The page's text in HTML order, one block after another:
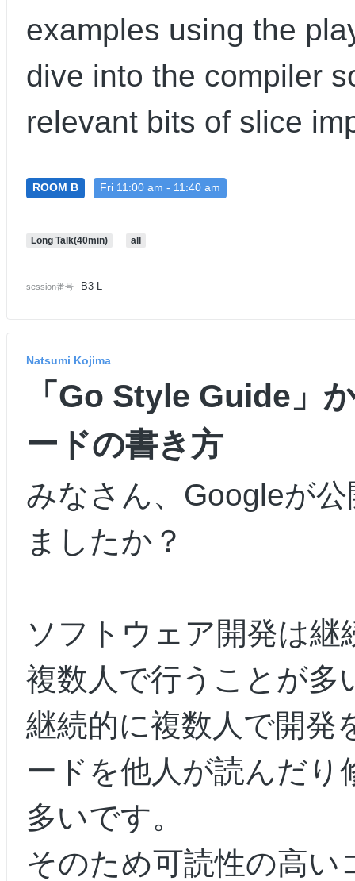
examples using the
dive into the compiler
relevant bits of slice
ROOM B Fri 11:00 am - 11:40 am
Long Talk(40min) all
session番号 B3-L
Natsumi Kojima
「Go Style Guide」
ードの書き方
みなさん、Googleが
ましたか？
ソフトウェア開発は
複数人で行うことが多
継続的に複数人で開発
ードを他人が読んだ
多いです。
そのため可読性の高い